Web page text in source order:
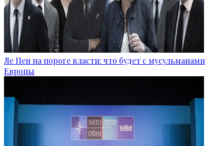
Ле Пен на пороге власти: что будет с мусульманами
Европы